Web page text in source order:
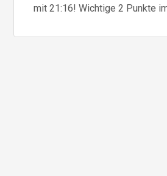
mit 21:16! Wichtige 2 Punkte